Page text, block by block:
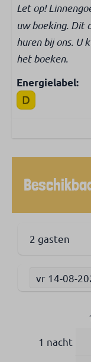
Let op!
uw boeking. Dit
huren bij ons. U
het boeken.
Energielabel:
2 gasten
vr 14-08-
1 nacht